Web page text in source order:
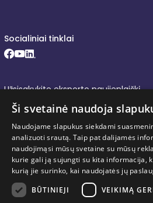
Socialiniai tinklai
Facebook (opens in new
Youtube (opens in new
LinkedIn (opens in new
Užsisakykite eksporto naujienlaiškį
Susipažinau su Inovacijų
(opens in new window)
asmens duomenų tvarkymą.
Ši svetainė naudoja
Naudojame slapukus siekdami
analizuoti srautą. Taip pat dalijamės
naudojimąsi mūsų svetaine su mūsų
kurie gali ją sujungti su kita informacija,
kurią jie surinko, kai naudojatės jų
BŪTINIEJI
VEIKIMĄ